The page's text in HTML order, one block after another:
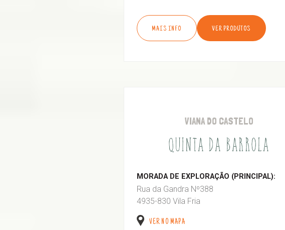
MAIS INFO VER PRODUTOS
VIANA DO CASTELO
QUINTA DA BARROLA
MORADA DE EXPLORAÇÃO (PRINCIPAL):
Rua da Gandra Nº388
4935-830 Vila Fria
VER NO MAPA